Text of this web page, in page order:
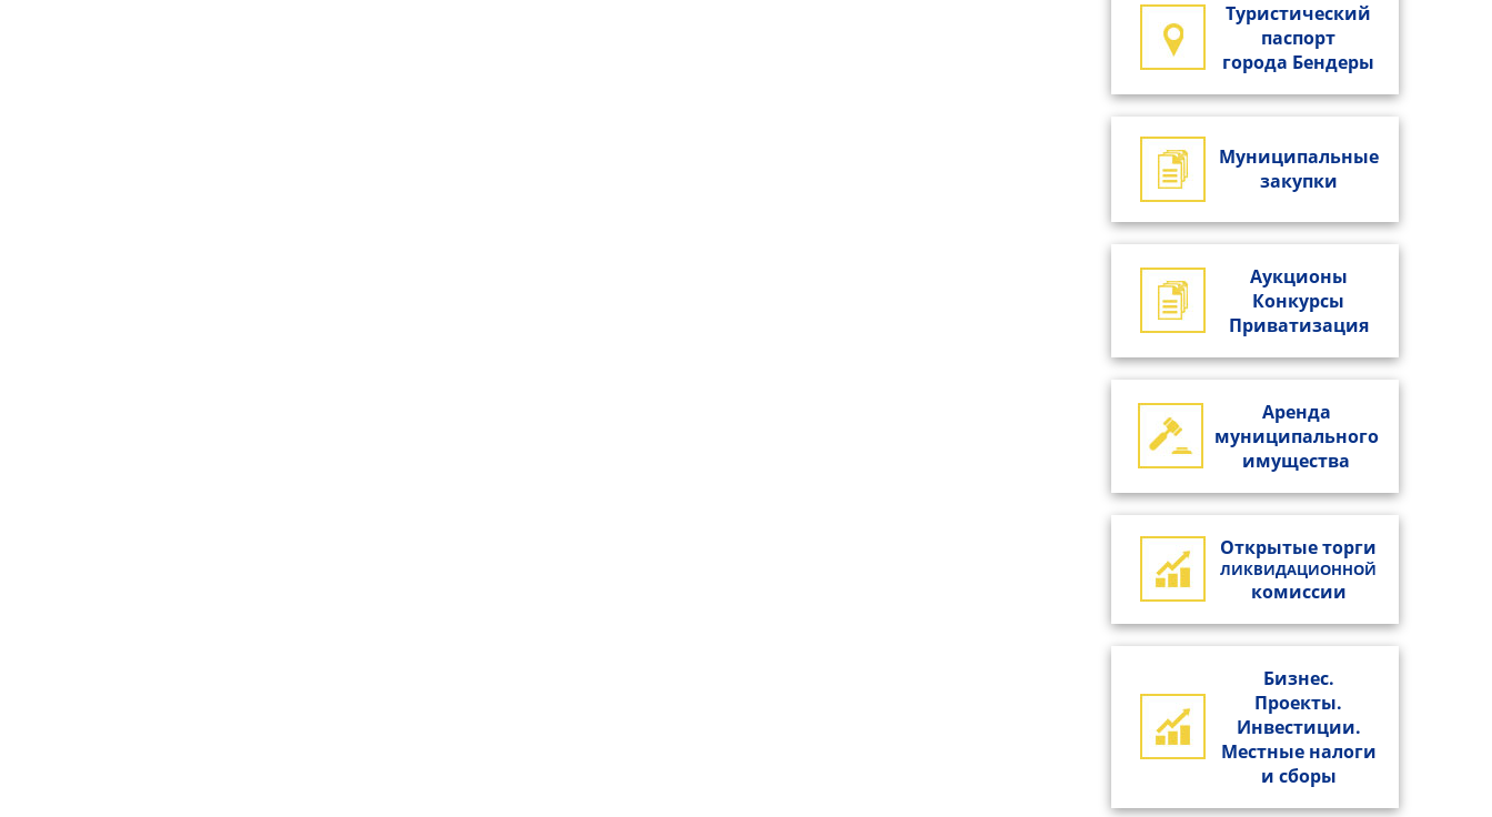
Туристический
паспорт
города Бендеры
Муниципальные
закупки
Аукционы
Конкурсы
Приватизация
Аренда
муниципального
имущества
Открытые торги
ЛИКВИДАЦИОННОЙ
комиссии
Бизнес.
Проекты.
Инвестиции.
Местные налоги
и сборы